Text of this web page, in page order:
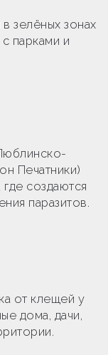
зелёных зонах
парками и
Печатники)
создаются
паразитов.
от клещей у
дома, дачи,